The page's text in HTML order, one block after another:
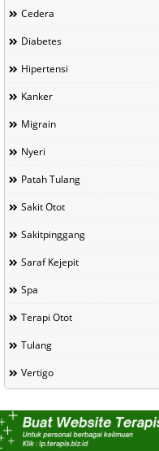
Cedera
Diabetes
Hipertensi
Kanker
Migrain
Nyeri
Patah Tulang
Sakit Otot
Sakitpinggang
Saraf Kejepit
Spa
Terapi Otot
Tulang
Vertigo